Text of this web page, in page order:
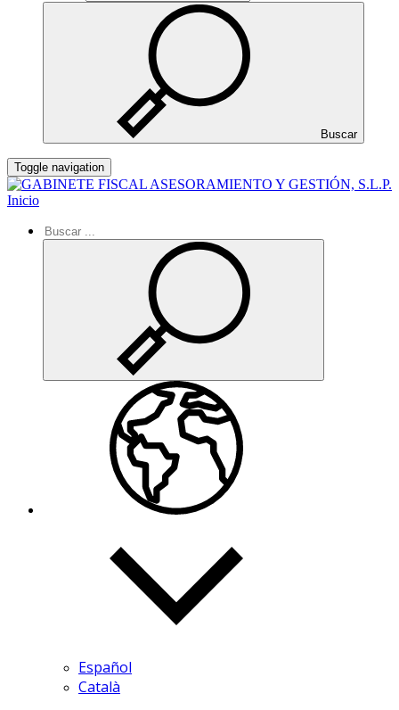
Buscar
Toggle navigation
Inicio
Español
Català